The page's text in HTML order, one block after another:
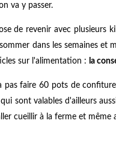
va y passer.
de revenir avec plusieurs
dans les semaines et
sur l'alimentation : la
pas faire 60 pots de
qui sont valables d'ailleurs
cueillir à la ferme et